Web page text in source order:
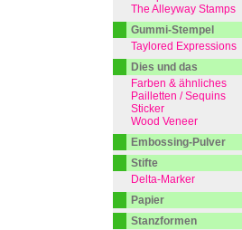
The Alleyway Stamps
Gummi-Stempel
Taylored Expressions
Dies und das
Farben & ähnliches
Pailletten / Sequins
Sticker
Wood Veneer
Embossing-Pulver
Stifte
Delta-Marker
Papier
Stanzformen